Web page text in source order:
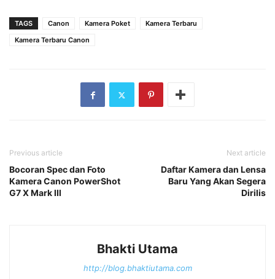
TAGS Canon Kamera Poket
Kamera Terbaru
Kamera Terbaru Canon
Previous article
Bocoran Spec dan Foto
Kamera Canon PowerShot
G7 X Mark III
Next article
Daftar Kamera dan Lensa
Baru Yang Akan Segera
Dirilis
Bhakti Utama
http://blog.bhaktiutama.com